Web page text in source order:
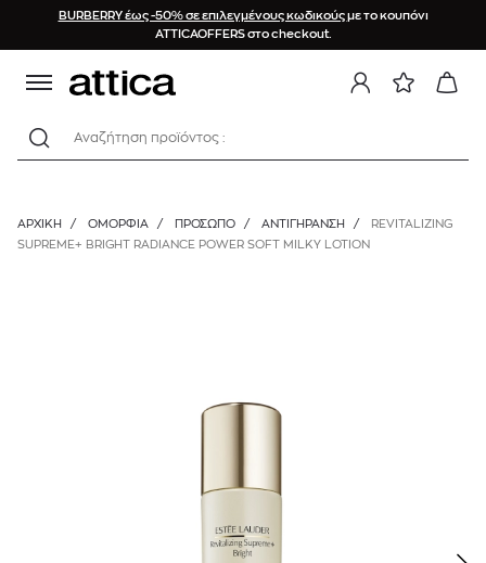
BURBERRY έως -50% σε επιλεγμένους κωδικούςμε το κουπόνι
ATTICAOFFERS στο checkout.
Αναζήτηση προϊόντος :
ΑΡΧΙΚΉ / ΟΜΟΡΦΙΑ / ΠΡΟΣΩΠΟ / ΑΝΤΙΓΉΡΑΝΣΗ /
REVITALIZING
SUPREME+ BRIGHT RADIANCE POWER SOFT MILKY LOTION